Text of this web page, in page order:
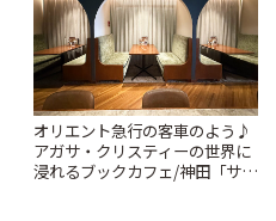
オリエント急行の客車のよう♪
アガサ・クリスティーの世界に
浸れるブックカフェ/神田「サロ